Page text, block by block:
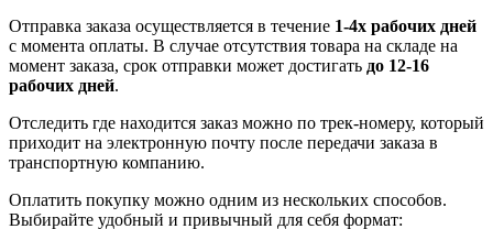
Отправка заказа осуществляется в течение 1-4х рабочих дней
с момента оплаты. В случае отсутствия товара на складе на
момент заказа, срок отправки может достигать до 12-16
рабочих дней.
Отследить где находится заказ можно по трек-номеру, который
приходит на электронную почту после передачи заказа в
транспортную компанию.
Оплатить покупку можно одним из нескольких способов.
Выбирайте удобный и привычный для себя формат: